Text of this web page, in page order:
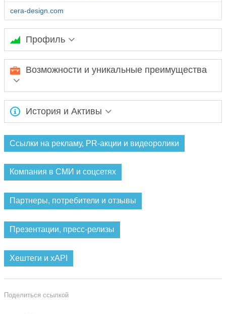
cera-design.com
Профиль
Ожидается заполнение информации...
Возможности и уникальные преимущества
Ожидается заполнение информации...
История и Активы
Ссылки на рекламу, PR-акции и видеоролики
Компания в СМИ и соцсетях
Партнеры, потребители и отзывы
Презентации, пресс-релизы
Хештеги и xAPI
Поделиться ссылкой